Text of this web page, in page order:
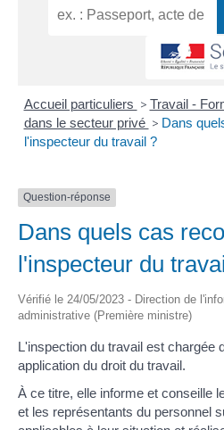
Accueil particuliers > Travail -
dans le secteur privé > Dans
l'inspecteur du travail ?
Question-réponse
Dans quels cas
l'inspecteur du
Vérifié le 24/05/2023 - Direction de
administrative (Première ministre)
L'inspection du travail est chargée
application du droit du travail.
À ce titre, elle informe et conseille
et les représentants du personnel